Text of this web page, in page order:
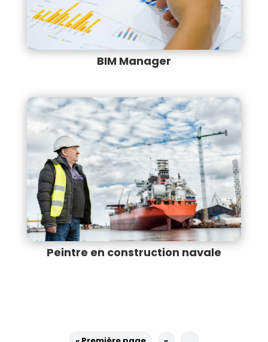
BIM Manager
Peintre en construction navale